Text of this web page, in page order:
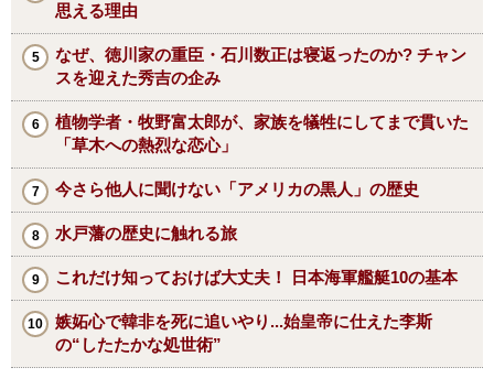
思える理由
なぜ、徳川家の重臣・石川数正は寝返ったのか? チャン
スを迎えた秀吉の企み
植物学者・牧野富太郎が、家族を犠牲にしてまで貫いた
「草木への熱烈な恋心」
今さら他人に聞けない「アメリカの黒人」の歴史
水戸藩の歴史に触れる旅
これだけ知っておけば大丈夫！ 日本海軍艦艇10の基本
嫉妬心で韓非を死に追いやり...始皇帝に仕えた李斯
の“したたかな処世術”